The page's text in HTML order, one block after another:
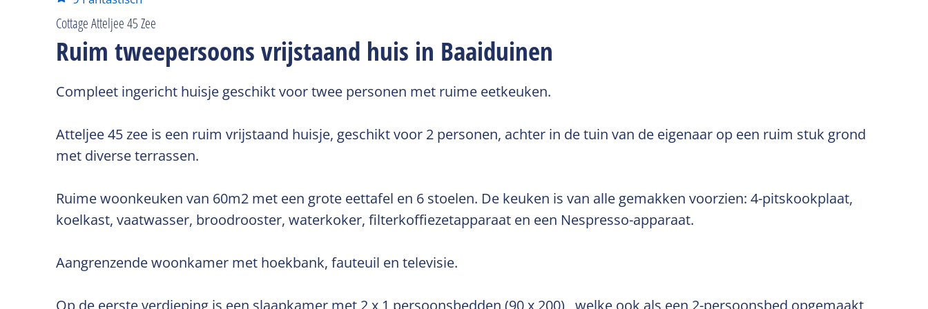
Cottage Atteljee 45 Zee
Ruim tweepersoons vrijstaand huis in Baaiduinen
Compleet ingericht huisje geschikt voor twee personen met ruime eetkeuken.
Atteljee 45 zee is een ruim vrijstaand huisje, geschikt voor 2 personen, achter in de tuin van de eigenaar op een ruim stuk grond
met diverse terrassen.
Ruime woonkeuken van 60m2 met een grote eettafel en 6 stoelen. De keuken is van alle gemakken voorzien: 4-pitskookplaat,
koelkast, vaatwasser, broodrooster, waterkoker, filterkoffiezetapparaat en een Nespresso-apparaat.
Aangrenzende woonkamer met hoekbank, fauteuil en televisie.
Op de eerste verdieping is een slaapkamer met 2 x 1 persoonsbedden (90 x 200) , welke ook als een 2-persoonsbed opgemaakt